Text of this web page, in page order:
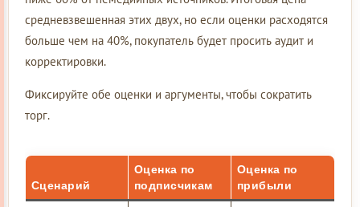
средневзвешенная этих двух, но если оценки расходятся
больше чем на 40%, покупатель будет просить аудит и
корректировки.
Фиксируйте обе оценки и аргументы, чтобы сократить
торг.
Сценарий
Оценка по
подписчикам
Оценка по
прибыли